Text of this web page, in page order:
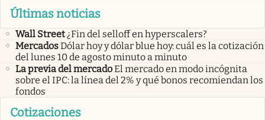
Últimas noticias
Wall Street¿Fin del selloff en hyperscalers?
MercadosDólar hoy y dólar blue hoy: cuál es la cotización
del lunes 10 de agosto minuto a minuto
La previa del mercadoEl mercado en modo incógnita
sobre el IPC: la línea del 2% y qué bonos recomiendan los
fondos
Cotizaciones